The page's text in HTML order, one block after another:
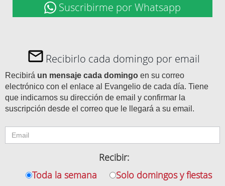
Suscribirme por Whatsapp
Recibirlo cada domingo por email
Recibirá un mensaje cada domingo en su correo
electrónico con el enlace al Evangelio de cada día. Tiene
que indicarnos su dirección de email y confirmar la
suscripción desde el correo que le llegará a su email.
Recibir:
Toda la semana
Solo domingos y fiestas